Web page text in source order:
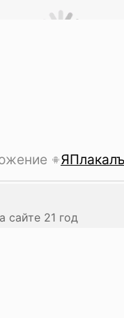
21 год